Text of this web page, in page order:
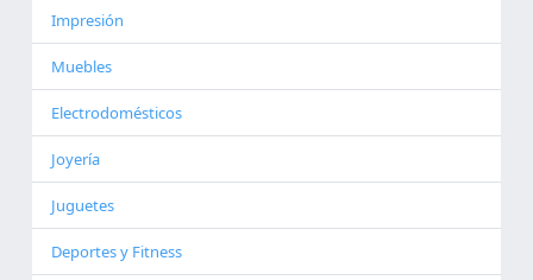
Impresión
Muebles
Electrodomésticos
Joyería
Juguetes
Deportes y Fitness